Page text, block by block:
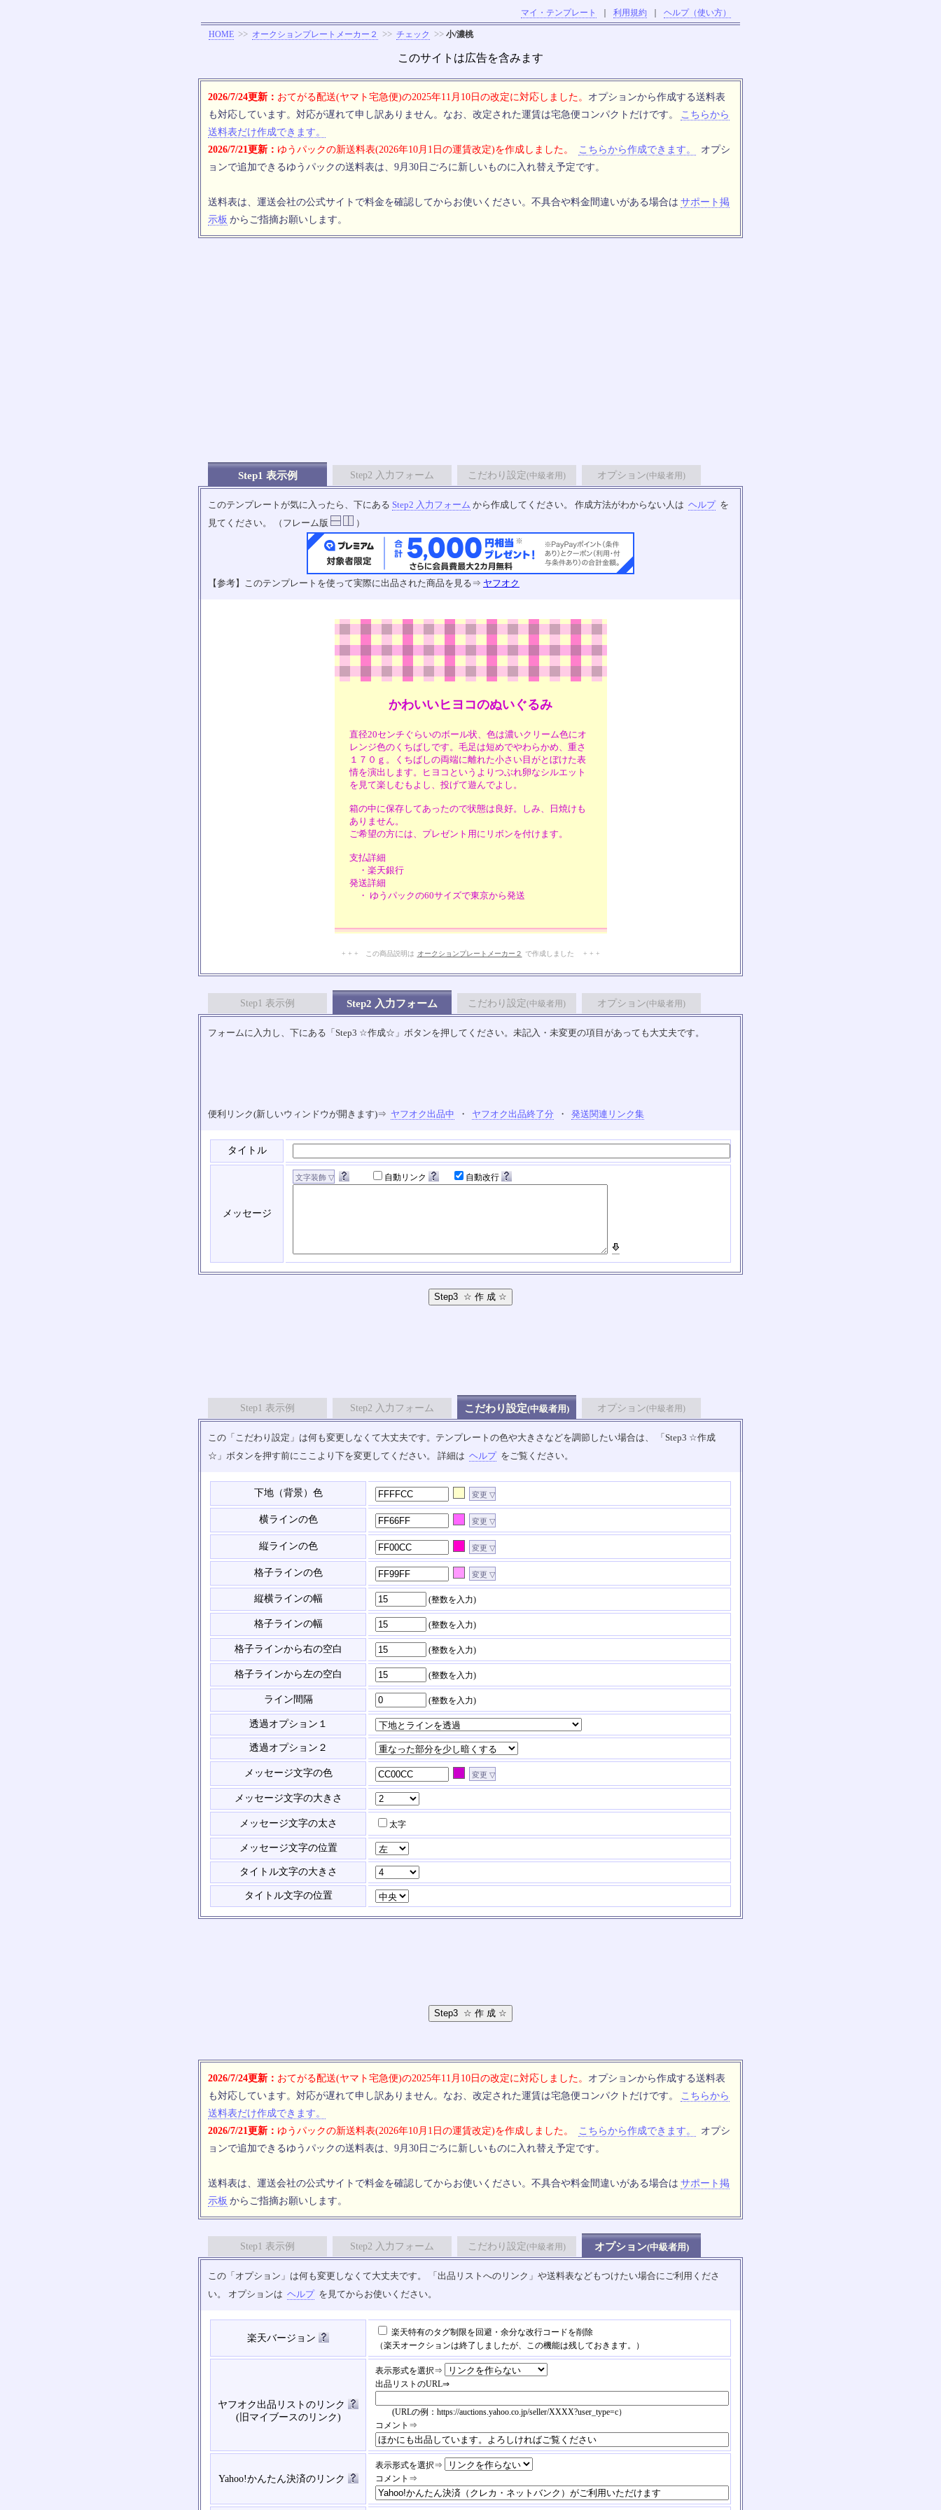
マイ・テンプレート 利用規約 ヘルプ（使い方）
HOME >> オークションプレートメーカー２ >> チェック >> 小/濃桃
このサイトは広告を含みます
2026/7/24更新： おてがる配送(ヤマト宅急便)の2025年11月10日の改定に対応しました。 オプションから作成する送料表
も対応しています。対応が遅れて申し訳ありません。なお、改定された運賃は宅急便コンパクトだけです。
こちらから
送料表だけ作成できます。
2026/7/21更新： ゆうパックの新送料表(2026年10月1日の運賃改定)を作成しました。 こちらから作成できます。
オプシ
ョンで追加できるゆうパックの送料表は、9月30日ごろに新しいものに入れ替え予定です。
送料表は、運送会社の公式サイトで料金を確認してからお使いください。不具合や料金間違いがある場合は サポート掲
示板 からご指摘お願いします。
Step1 表示例 Step2 入力フォーム こだわり設定(中級者用) オプション(中級者用)
このテンプレートが気に入ったら、下にある Step2 入力フォーム から作成してください。 作成方法がわからない人は ヘルプ を
見てください。 （フレーム版
）
【参考】このテンプレートを使って実際に出品された商品を見る⇒ ヤフオク
かわいいヒヨコのぬいぐるみ
直径20センチぐらいのボール状、色は濃いクリーム色にオ
レンジ色のくちばしです。毛足は短めでやわらかめ、重さ
１７０ｇ。くちばしの両端に離れた小さい目がとぼけた表
情を演出します。ヒヨコというよりつぶれ卵なシルエット
を見て楽しむもよし、投げて遊んでよし。
箱の中に保存してあったので状態は良好。しみ、日焼けも
ありません。
ご希望の方には、プレゼント用にリボンを付けます。
支払詳細
・楽天銀行
発送詳細
・ ゆうパックの60サイズで東京から発送
+ + + この商品説明は オークションプレートメーカー２ で作成しました + + +
Step1 表示例 Step2 入力フォーム こだわり設定(中級者用) オプション(中級者用)
フォームに入力し、下にある「Step3 ☆作成☆」ボタンを押してください。未記入・未変更の項目があっても大丈夫です。
便利リンク(新しいウィンドウが開きます)⇒ ヤフオク出品中 ・ ヤフオク出品終了分 ・ 発送関連リンク集
タイトル
メッセージ
自動リンク 自動改行
Step1 表示例 Step2 入力フォーム こだわり設定(中級者用) オプション(中級者用)
この「こだわり設定」は何も変更しなくて大丈夫です。テンプレートの色や大きさなどを調節したい場合は、 「Step3 ☆作成
☆」ボタンを押す前にここより下を変更してください。 詳細は ヘルプ をご覧ください。
下地（背景）色
横ラインの色
縦ラインの色
格子ラインの色
縦横ラインの幅 (整数を入力)
格子ラインの幅 (整数を入力)
格子ラインから右の空白 (整数を入力)
格子ラインから左の空白 (整数を入力)
ライン間隔 (整数を入力)
透過オプション１
透過オプション２
メッセージ文字の色
メッセージ文字の大きさ
メッセージ文字の太さ 太字
メッセージ文字の位置
タイトル文字の大きさ
タイトル文字の位置
2026/7/24更新： おてがる配送(ヤマト宅急便)の2025年11月10日の改定に対応しました。 オプションから作成する送料表
も対応しています。対応が遅れて申し訳ありません。なお、改定された運賃は宅急便コンパクトだけです。
こちらから
送料表だけ作成できます。
2026/7/21更新： ゆうパックの新送料表(2026年10月1日の運賃改定)を作成しました。 こちらから作成できます。
オプシ
ョンで追加できるゆうパックの送料表は、9月30日ごろに新しいものに入れ替え予定です。
送料表は、運送会社の公式サイトで料金を確認してからお使いください。不具合や料金間違いがある場合は サポート掲
示板 からご指摘お願いします。
Step1 表示例 Step2 入力フォーム こだわり設定(中級者用) オプション(中級者用)
この「オプション」は何も変更しなくて大丈夫です。 「出品リストへのリンク」や送料表などもつけたい場合にご利用くださ
い。 オプションは ヘルプ を見てからお使いください。
楽天バージョン
楽天特有のタグ制限を回避・余分な改行コードを削除
（楽天オークションは終了しましたが、この機能は残しておきます。）
ヤフオク出品リストのリンク
(旧マイブースのリンク)
表示形式を選択⇒
出品リストのURL⇒
(URLの例：https://auctions.yahoo.co.jp/seller/XXXX?user_type=c）
コメント⇒
Yahoo!かんたん決済のリンク
表示形式を選択⇒
コメント⇒